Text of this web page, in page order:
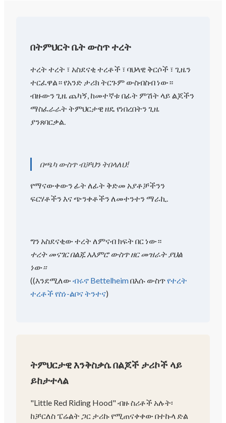
በትምህርት ቤት ውስጥ ተረት
ተረት ተረት ፣ አስደናቂ ተረቶች ፣ ባህላዊ ቅርሶች ፣ ጊዜን
ተርፈዋል። የአንድ ታሪክ ትርጉም ውስብስብ ነው።
ብዙውን ጊዜ ጨካኝ, ከመተኛቱ በፊት ምሽት ላይ ልጆችን
ማስፈራራት ትምህርታዊ ዘዴ የነበረበትን ጊዜ
ያንጸባርቃል.
በጫካ ውስጥ ብቻህን ትበላለህ!
የማናውቀውን ፊት ለፊት ቅድመ አያቶቻችንን
ፍርሃቶችን እና ጭንቀቶችን ለመተንተን ማራኪ.
ግን አስደናቂው ተረት ለምናብ ክፍት በር ነው።
ተረት መናገር በልጁ አእምሮ ውስጥ ዘር መዝራት ያህል
ነው።
((እንደሚለው ብሩኖ Bettelheimበእሱ ውስጥየተረት
ተረቶች የስነ-ልቦና ትንተና)
ትምህርታዊ እንቅስቃሴ በልጆች ታሪኮች ላይ
ይከታተላል
"Little Red Riding Hood" ብዙ ስሪቶች አሉት፡
ከቻርለስ ፔሬልት ጋር ታሪኩ የሚጠናቀቀው በተኩላ ድል